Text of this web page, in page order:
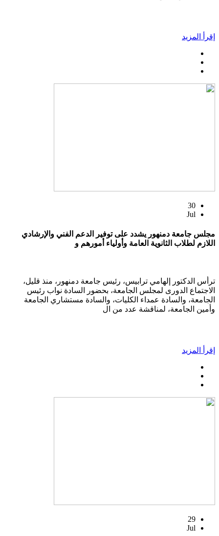
إقرأ المزيد
30
Jul
مجلس جامعة دمنهور يشدد على توفير الدعم الفني والإرشادي
اللازم لطلاب الثانوية العامة وأولياء أمورهم و
ترأس الدكتور إلهامي ترابيس، رئيس جامعة دمنهور، منذ قليل،
الاجتماع الدورى لمجلس الجامعة، بحضور السادة نواب رئيس
الجامعة، والسادة عمداء الكليات، والسادة مستشاري الجامعة
وأمين الجامعة، لمناقشة عدد من ال
إقرأ المزيد
29
Jul